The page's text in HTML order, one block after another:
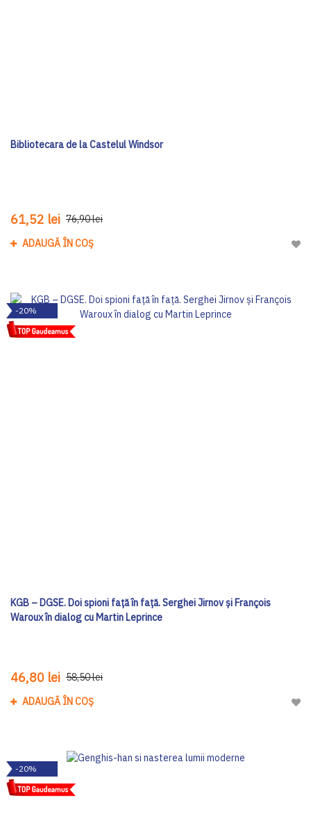
Bibliotecara de la Castelul Windsor
61,52 lei 76,90 lei
ADAUGĂ ÎN COȘ
-20%
KGB – DGSE. Doi spioni față în față. Serghei Jirnov și François
Waroux în dialog cu Martin Leprince
46,80 lei 58,50 lei
ADAUGĂ ÎN COȘ
-20%